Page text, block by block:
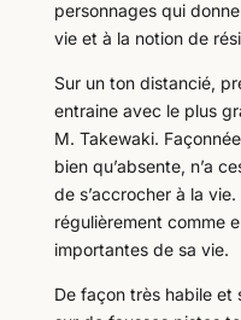
personnages qui
vie et à la notion de
Sur un ton distancié,
entraine avec le plus
M. Takewaki.
bien qu’absente, n’a
de s’accrocher à la
régulièrement comme
importantes de sa vie.
De façon très habile et